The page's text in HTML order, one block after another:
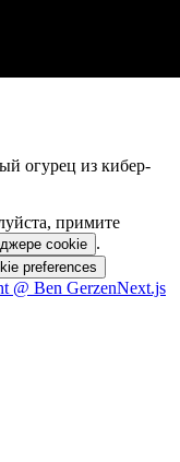
огурец из кибер-
примите
cookie .
preferences
@ Ben GerzenNext.js